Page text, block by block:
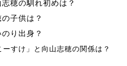
穂の馴れ初めは？
子供は？
り出身？
ーすけ」と向山志穂の関係は？